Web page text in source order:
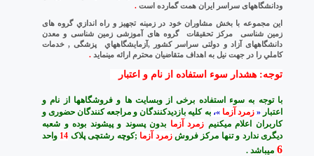
ودانشگاههای سراسر ایران همت گمارده است .
اين مجموعه با بخش مشاوران خود در زمينه تجهيز و راه اندازي گروه های
زمین شناسی مرکز تحقیقات گروه های آموزشی زمین شناسی و معدن
دانشگاههای آزاد و دولتی سراسر کشور ,آزمايشگاههاي پزشگی , خدمات
كاملي را در جهت نيل به اهداف متقاضيان محترم ارائه مينمايد .
توجه: هشدار سوء استفاده از نام و اعتبار
با توجه به سوء استفاده برخی از وبسایت ها و فروشگاهها از نام و
اعتبار « زمرد آزما »،به کلیه بازدیدکنندگان و مراجعه کنندگان حضوری و
کاربران اعلام میکنیم زمرد آزما بدون پسوند و پیشوند بوده و شعبه
دیگری ندارد و تنها مرکز فروشزمرد آزما ;کوچه رشتچی پلاک 14 واحد
6 میباشد .